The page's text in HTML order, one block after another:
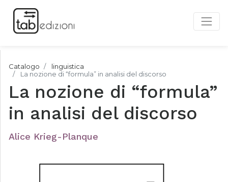
Catalogo
linguistica
La nozione di “formula” in analisi del discorso
La nozione di “formula”
in analisi del discorso
Alice Krieg-Planque